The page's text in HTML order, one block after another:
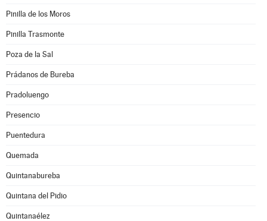
Pinilla de los Moros
Pinilla Trasmonte
Poza de la Sal
Prádanos de Bureba
Pradoluengo
Presencio
Puentedura
Quemada
Quintanabureba
Quintana del Pidio
Quintanaélez